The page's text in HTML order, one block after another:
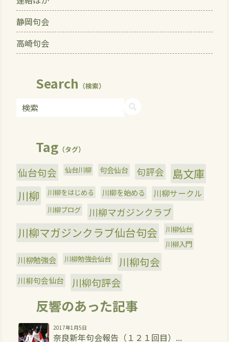
静岡句会
高崎句会
Search （検索）
Tag（タグ）
仙台句会 仙台川柳 句会仙台 句評会 島文庫
川柳 川柳をはじめる 川柳を始める 川柳サークル
川柳ブログ 川柳マガジンクラブ
川柳マガジンクラブ仙台句会
川柳仙台
川柳入門
川柳勉強会 川柳勉強会仙台 川柳句会
川柳句会仙台 川柳句評会
反響のあった記事
2017年1月5日
奈良新年句会報告（１２１回目）...